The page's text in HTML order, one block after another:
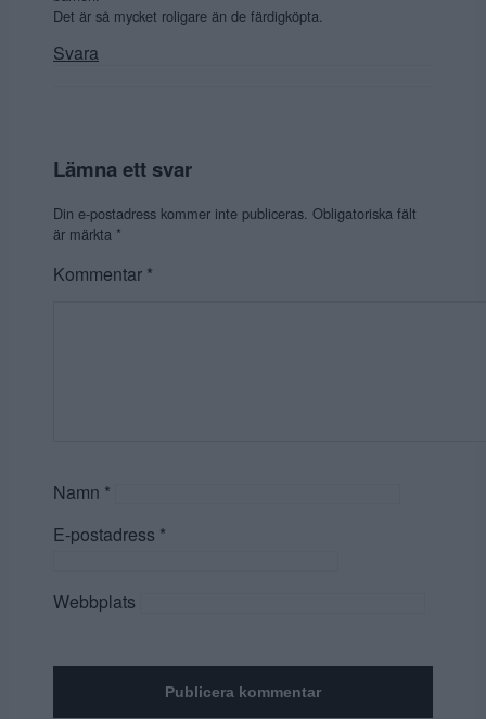
Det är så mycket roligare än de färdigköpta.
Svara
Lämna ett svar
Din e-postadress kommer inte publiceras. Obligatoriska fält
är märkta *
Kommentar *
Namn *
E-postadress *
Webbplats